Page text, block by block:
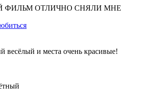
ФИЛЬМ ОТЛИЧНО СНЯЛИ МНЕ
весёлый и места очень красивые!